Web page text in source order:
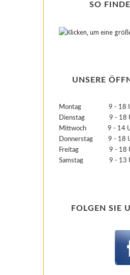
SO
UNSERE
Montag 9 - 18
Dienstag 9 - 18
Mittwoch 9 - 14
Donnerstag 9 - 18
Freitag 9 - 18
Samstag 9 - 13
FOLGEN SIE